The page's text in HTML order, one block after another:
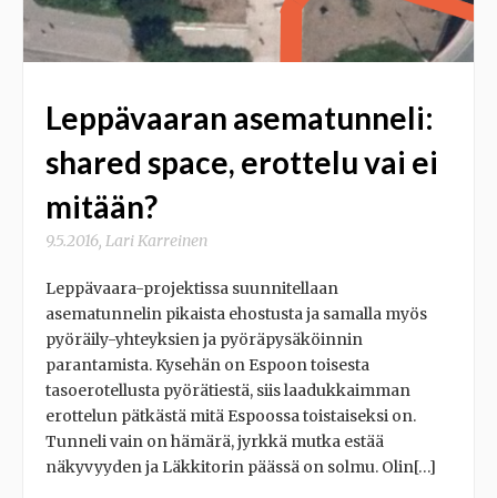
Leppävaaran asematunneli:
shared space, erottelu vai ei
mitään?
9.5.2016, Lari Karreinen
Leppävaara-projektissa suunnitellaan
asematunnelin pikaista ehostusta ja samalla myös
pyöräily-yhteyksien ja pyöräpysäköinnin
parantamista. Kysehän on Espoon toisesta
tasoerotellusta pyörätiestä, siis laadukkaimman
erottelun pätkästä mitä Espoossa toistaiseksi on.
Tunneli vain on hämärä, jyrkkä mutka estää
näkyvyyden ja Läkkitorin päässä on solmu. Olin[…]